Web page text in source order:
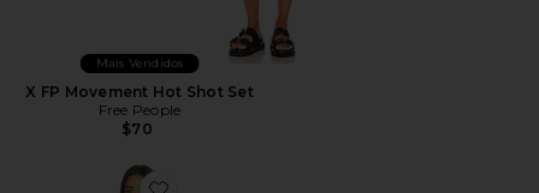
Mais Vendidos
X FP Movement Hot Shot Set
Free People
$70